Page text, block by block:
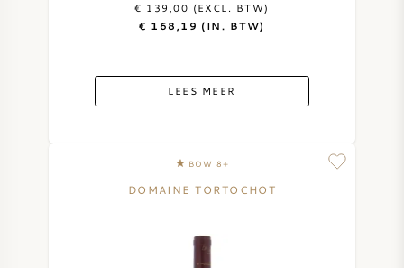
€ 139,00 (EXCL. BTW)
€ 168,19 (IN. BTW)
LEES MEER
BOW 8+
DOMAINE TORTOCHOT